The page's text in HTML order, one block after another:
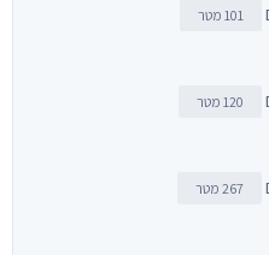
101 מטר
120 מטר
267 מטר